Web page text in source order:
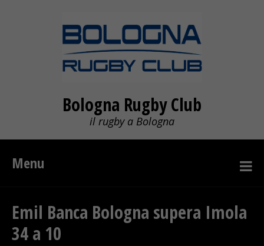
Bologna Rugby Club
il rugby a Bologna
Menu
Emil Banca Bologna supera Imola
34 a 10